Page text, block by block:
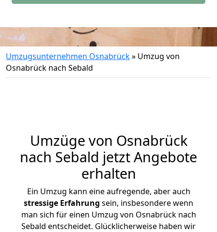
Umzugsunternehmen Osnabrück» Umzug von
Osnabrück nach Sebald
Umzüge von Osnabrück
nach Sebald jetzt Angebote
erhalten
Ein Umzug kann eine aufregende, aber auch
stressige Erfahrung sein, insbesondere wenn
man sich für einen Umzug von Osnabrück nach
Sebald entscheidet. Glücklicherweise haben wir